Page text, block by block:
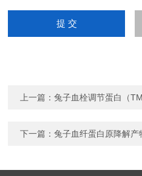
上一篇：兔子血栓调节蛋白（
下一篇：兔子血纤蛋白原降解产